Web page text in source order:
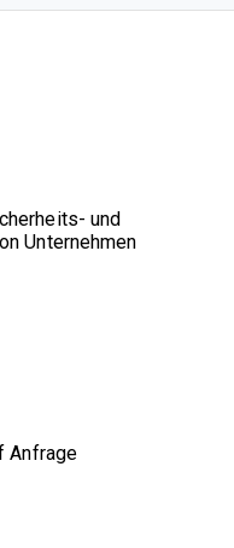
und
Unternehmen
Anfrage